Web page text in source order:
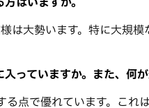
は大勢います。特に大規
っていますか。また、何が
点で優れています。こ